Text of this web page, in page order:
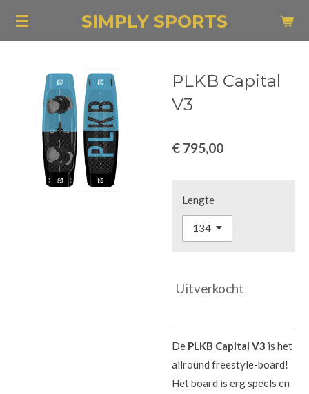
Ga
hoofdinhoud
SIMPLY SPORTS
PLKB Capital
V3
€ 795,00
Lengte
Uitverkocht
De PLKB Capital V3 is het
allround freestyle-board!
Het board is erg speels en